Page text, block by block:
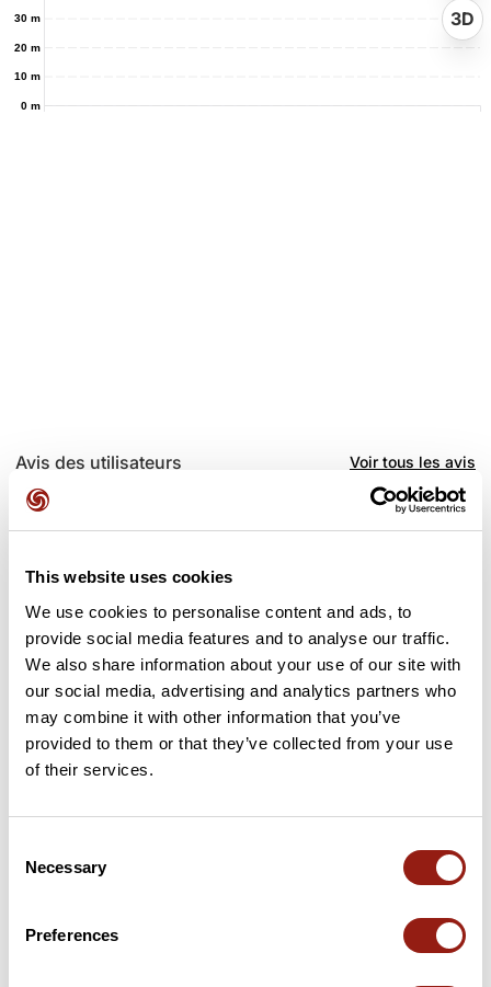
This website uses cookies
We use cookies to personalise content and ads, to
provide social media features and to analyse our traffic.
We also share information about your use of our site with
our social media, advertising and analytics partners who
may combine it with other information that you’ve
provided to them or that they’ve collected from your use
of their services.
Selection
Necessary
Preferences
0 m
10 m
20 m
30 m 3D
Avis des utilisateurs Voir tous les avis
2,0
Aucun balisage en cours comme
renseigné.Quelques secteurs (entre
Gramat et Lavergne)pas du tout
entretenu.
P pat24211
Découvrez ce parcours de VTT de 35,4 km à proximité de
Prévoyez environ 4 heures et 16 minutes pour réaliser ce
parcours.